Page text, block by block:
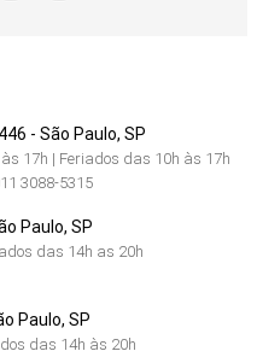
- São Paulo, SP
17h | Feriados das 10h às 17h
3088-5315
Paulo, SP
das 14h as 20h
Paulo, SP
das 14h às 20h